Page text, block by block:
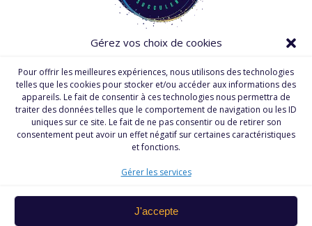
Gérez vos choix de cookies
Pour offrir les meilleures expériences, nous utilisons des technologies
telles que les cookies pour stocker et/ou accéder aux informations des
appareils. Le fait de consentir à ces technologies nous permettra de
traiter des données telles que le comportement de navigation ou les ID
uniques sur ce site. Le fait de ne pas consentir ou de retirer son
consentement peut avoir un effet négatif sur certaines caractéristiques
et fonctions.
Gérer les services
J'accepte
Les Succulentes en